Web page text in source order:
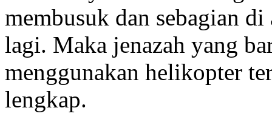
membusuk dan sebagian
lagi. Maka jenazah yang
menggunakan helikopter
lengkap.